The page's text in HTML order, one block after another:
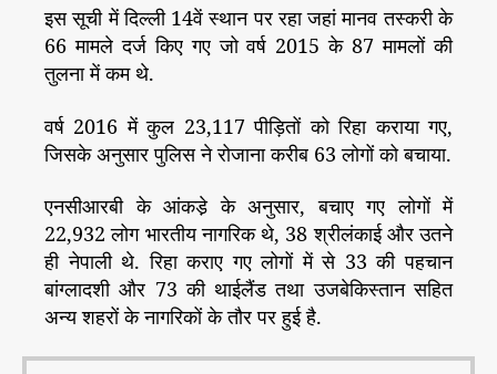
इस सूची में दिल्ली 14वें स्थान पर रहा जहां मानव तस्करी के
66 मामले दर्ज किए गए जो वर्ष 2015 के 87 मामलों की
तुलना में कम थे.
वर्ष 2016 में कुल 23,117 पीड़ितों को रिहा कराया गए,
जिसके अनुसार पुलिस ने रोजाना करीब 63 लोगों को बचाया.
एनसीआरबी के आंकडे़ के अनुसार, बचाए गए लोगों में
22,932 लोग भारतीय नागरिक थे, 38 श्रीलंकाई और उतने
ही नेपाली थे. रिहा कराए गए लोगों में से 33 की पहचान
बांग्लादशी और 73 की थाईलैंड तथा उजबेकिस्तान सहित
अन्य शहरों के नागरिकों के तौर पर हुई है.